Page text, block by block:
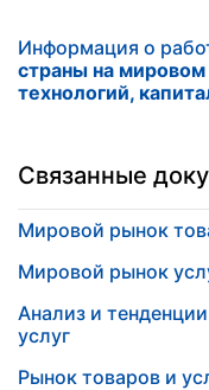
Информация о
страны на мировом
технологий,
Связанные
Мировой рынок
Мировой рынок
Анализ и
услуг
Рынок товаров и